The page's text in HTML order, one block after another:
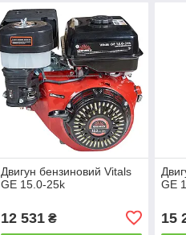
Двигун бензиновий Vitals
GE 15.0-25k
12 531₴
GE
15